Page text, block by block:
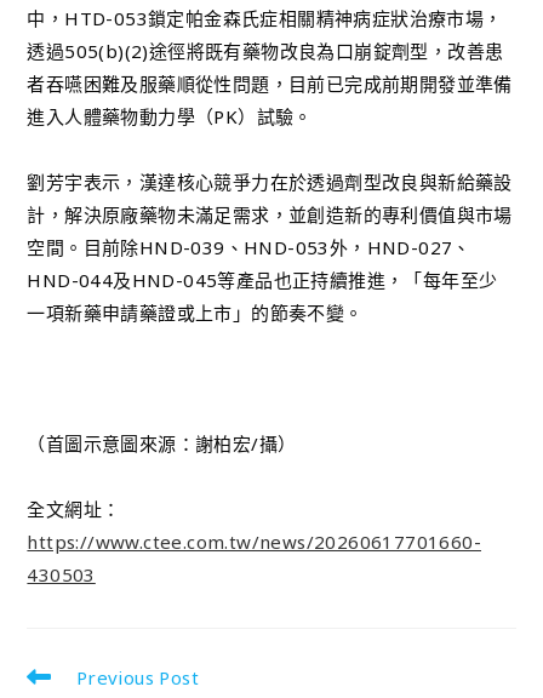
中，HTD-053鎖定帕金森氏症相關精神病症狀治療市場，
透過505(b)(2)途徑將既有藥物改良為口崩錠劑型，改善患
者吞嚥困難及服藥順從性問題，目前已完成前期開發並準備
進入人體藥物動力學（PK）試驗。
劉芳宇表示，漢達核心競爭力在於透過劑型改良與新給藥設
計，解決原廠藥物未滿足需求，並創造新的專利價值與市場
空間。目前除HND-039、HND-053外，HND-027、
HND-044及HND-045等產品也正持續推進，「每年至少
一項新藥申請藥證或上市」的節奏不變。
（首圖示意圖來源：謝柏宏/攝）
全文網址：
https://www.ctee.com.tw/news/20260617701660-
430503
Previous Post